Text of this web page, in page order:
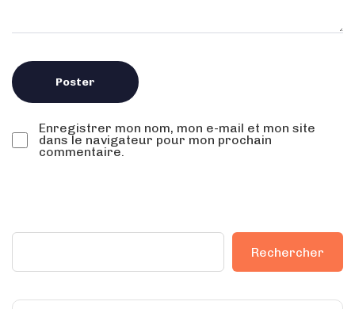
Enregistrer mon nom, mon e-mail et mon site
dans le navigateur pour mon prochain
commentaire.
Rechercher
Rechercher